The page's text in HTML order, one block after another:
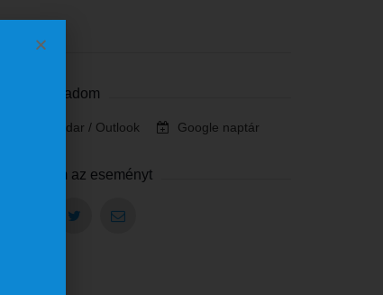
Szervező
Naptárhoz adom
iCalendar / Outlook Google naptár
Megosztom az eseményt